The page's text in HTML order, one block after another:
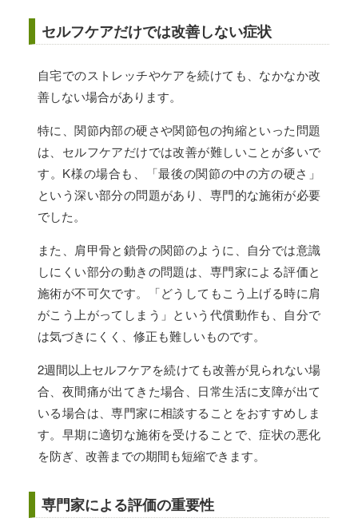
セルフケアだけでは改善しない症状
自宅でのストレッチやケアを続けても、なかなか改
善しない場合があります。
特に、関節内部の硬さや関節包の拘縮といった問題
は、セルフケアだけでは改善が難しいことが多いで
す。K様の場合も、「最後の関節の中の方の硬さ」
という深い部分の問題があり、専門的な施術が必要
でした。
また、肩甲骨と鎖骨の関節のように、自分では意識
しにくい部分の動きの問題は、専門家による評価と
施術が不可欠です。「どうしてもこう上げる時に肩
がこう上がってしまう」という代償動作も、自分で
は気づきにくく、修正も難しいものです。
2週間以上セルフケアを続けても改善が見られない場
合、夜間痛が出てきた場合、日常生活に支障が出て
いる場合は、専門家に相談することをおすすめしま
す。早期に適切な施術を受けることで、症状の悪化
を防ぎ、改善までの期間も短縮できます。
専門家による評価の重要性